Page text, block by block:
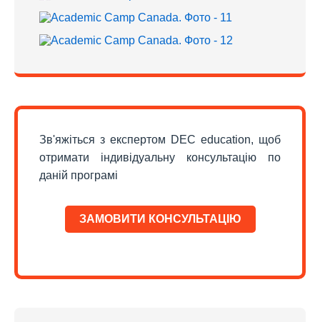
Зв'яжіться з експертом DEC education, щоб
отримати індивідуальну консультацію по
даній програмі
ЗАМОВИТИ КОНСУЛЬТАЦІЮ